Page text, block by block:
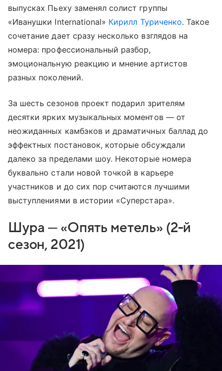
выпусках Пьеху заменял солист группы
«Иванушки International» Кирилл Туриченко. Такое
сочетание дает сразу несколько взглядов на
номера: профессиональный разбор,
эмоциональную реакцию и мнение артистов
разных поколений.
За шесть сезонов проект подарил зрителям
десятки ярких музыкальных моментов — от
неожиданных камбэков и драматичных баллад до
эффектных постановок, которые обсуждали
далеко за пределами шоу. Некоторые номера
буквально стали новой точкой в карьере
участников и до сих пор считаются лучшими
выступлениями в истории «Суперстара».
Шура — «Опять метель» (2-й
сезон, 2021)